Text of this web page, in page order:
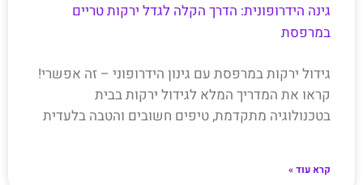
גינה הידרופונית: הדרך הקלה לגדל ירקות טריים
במרפסת
גידול ירקות במרפסת עם גינון הידרופוני – זה אפשרי!
קראו את המדריך המלא לגידול ירקות בבית
בטכנולוגיה מתקדמת, טיפים חשובים והטבה בלעדית
קרא עוד »